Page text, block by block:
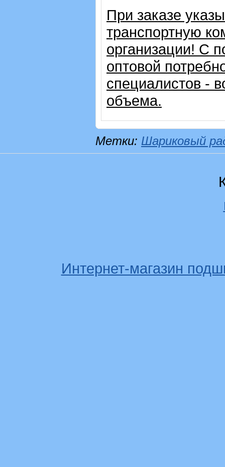
При заказе
транспортную
организации! С
оптовой
специалистов -
объема.
Метки: Шариковый
Интернет-магазин